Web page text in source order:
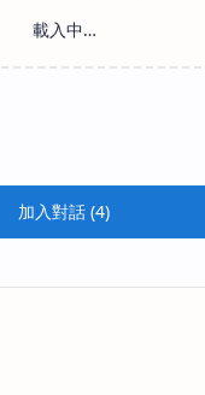
加入對話 (4)